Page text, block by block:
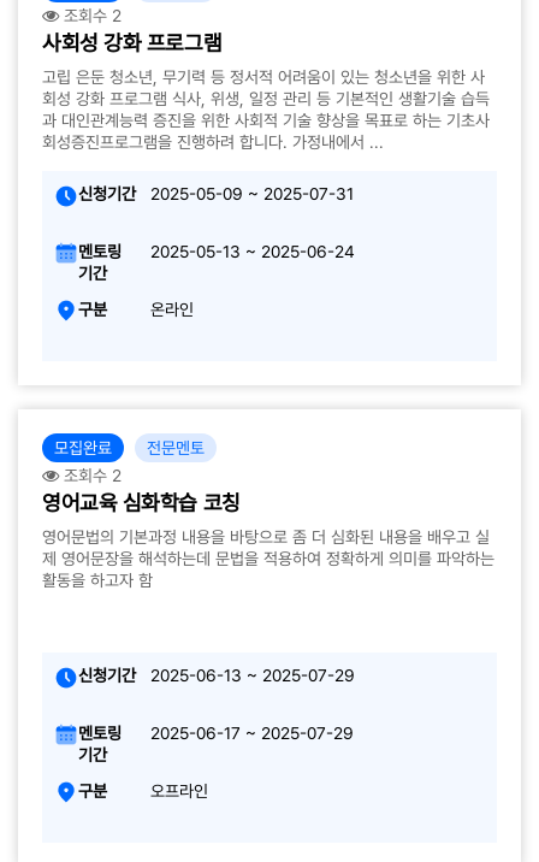
조회수 2
사회성 강화 프로그램
고립 은둔 청소년, 무기력 등 정서적 어려움이 있는 청소년을 위한 사
회성 강화 프로그램 식사, 위생, 일정 관리 등 기본적인 생활기술 습득
과 대인관계능력 증진을 위한 사회적 기술 향상을 목표로 하는 기초사
회성증진프로그램을 진행하려 합니다. 가정내에서 ...
신청기간 2025-05-09 ~ 2025-07-31
멘토링
기간
2025-05-13 ~ 2025-06-24
구분 온라인
모집완료
전문멘토
조회수 2
영어교육 심화학습 코칭
영어문법의 기본과정 내용을 바탕으로 좀 더 심화된 내용을 배우고 실
제 영어문장을 해석하는데 문법을 적용하여 정확하게 의미를 파악하는
활동을 하고자 함
신청기간 2025-06-13 ~ 2025-07-29
멘토링
기간
2025-06-17 ~ 2025-07-29
구분 오프라인